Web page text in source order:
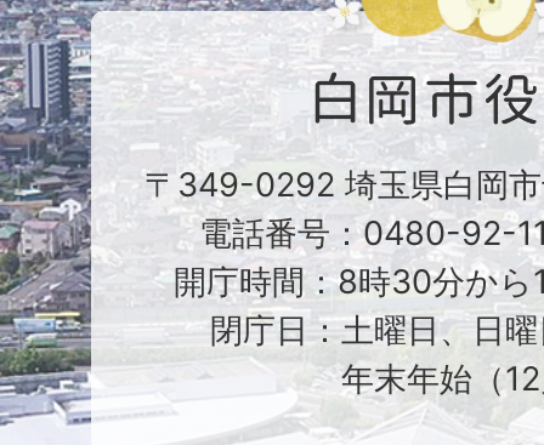
〒349-0292 埼玉県白岡
電話番号：0480-92-
開庁時間：8時30分から
閉庁日：土曜日、日
年末年始（